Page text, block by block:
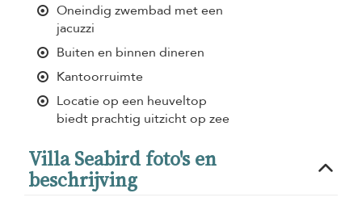
Oneindig zwembad met een
jacuzzi
Buiten en binnen dineren
Kantoorruimte
Locatie op een heuveltop
biedt prachtig uitzicht op zee
Villa Seabird foto's en
beschrijving